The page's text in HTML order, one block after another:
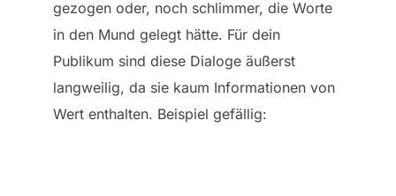
gezogen oder, noch schlimmer, die Worte
in den Mund gelegt hätte. Für dein
Publikum sind diese Dialoge äußerst
langweilig, da sie kaum Informationen von
Wert enthalten. Beispiel gefällig: